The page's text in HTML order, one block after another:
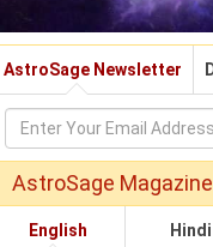
AstroSage Newsletter
AstroSage Magazine
English Hindi